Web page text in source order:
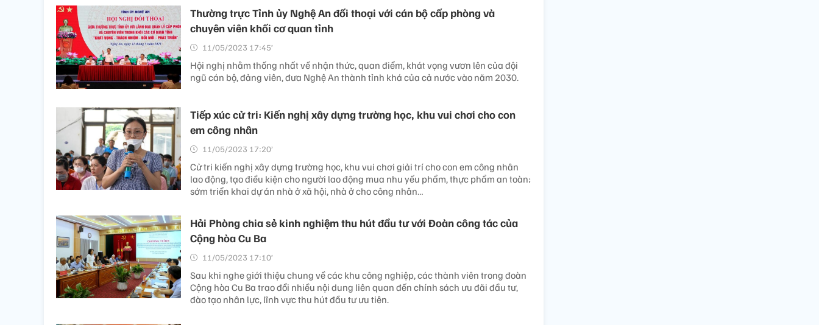
Thường trực Tỉnh ủy Nghệ An đối thoại với cán bộ cấp phòng và
chuyên viên khối cơ quan tỉnh
11/05/2023 17:45’
Hội nghị nhằm thống nhất về nhận thức, quan điểm, khát vọng vươn lên của đội
ngũ cán bộ, đảng viên, đưa Nghệ An thành tỉnh khá của cả nước vào năm 2030.
Tiếp xúc cử tri: Kiến nghị xây dựng trường học, khu vui chơi cho con
em công nhân
11/05/2023 17:20’
Cử tri kiến nghị xây dựng trường học, khu vui chơi giải trí cho con em công nhân
lao động, tạo điều kiện cho người lao động mua nhu yếu phẩm, thực phẩm an toàn;
sớm triển khai dự án nhà ở xã hội, nhà ở cho công nhân…
Hải Phòng chia sẻ kinh nghiệm thu hút đầu tư với Đoàn công tác của
Cộng hòa Cu Ba
11/05/2023 17:10’
Sau khi nghe giới thiệu chung về các khu công nghiệp, các thành viên trong đoàn
Cộng hòa Cu Ba trao đổi nhiều nội dung liên quan đến chính sách ưu đãi đầu tư,
đào tạo nhân lực, lĩnh vực thu hút đầu tư ưu tiên.